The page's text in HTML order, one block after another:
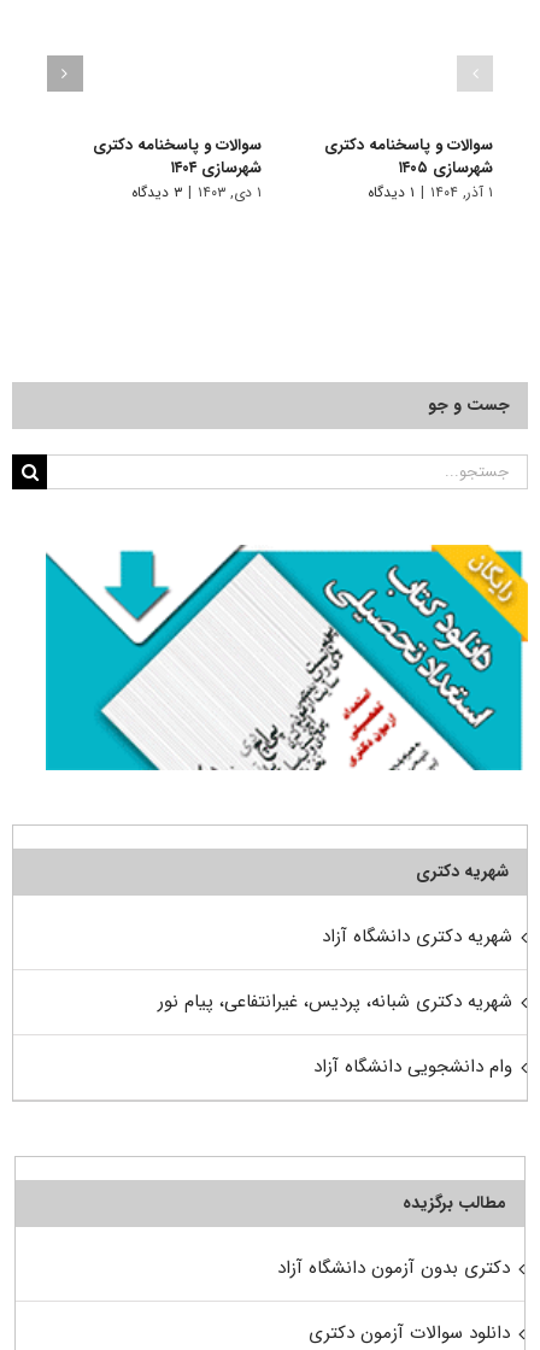
سوالات و پاسخنامه دکتری
شهرسازی ۱۴۰۵
۱ آذر, ۱۴۰۴ | ۱ دیدگاه
سوالات و پاسخنامه دکتری
شهرسازی ۱۴۰۴
۱ دی, ۱۴۰۳ | ۳ دیدگاه
جست و جو
جستجو
شهریه دکتری
شهریه دکتری دانشگاه آزاد
شهریه دکتری شبانه، پردیس، غیرانتفاعی، پیام نور
وام دانشجویی دانشگاه آزاد
مطالب برگزیده
دکتری بدون آزمون دانشگاه آزاد
دانلود سوالات آزمون دکتری